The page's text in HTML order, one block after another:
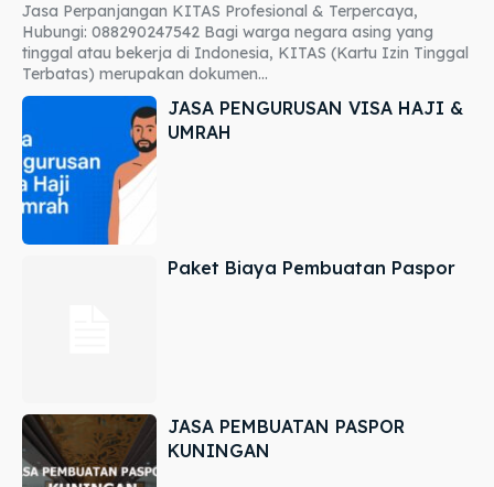
Jasa Perpanjangan KITAS Profesional & Terpercaya,
Hubungi: 088290247542 Bagi warga negara asing yang
tinggal atau bekerja di Indonesia, KITAS (Kartu Izin Tinggal
Terbatas) merupakan dokumen...
JASA PENGURUSAN VISA HAJI &
UMRAH
Paket Biaya Pembuatan Paspor
JASA PEMBUATAN PASPOR
KUNINGAN